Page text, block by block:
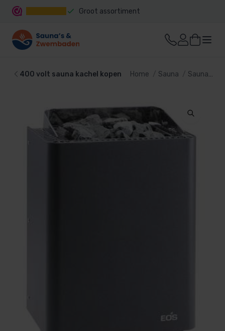
Groot assortiment
400 volt sauna kachel kopen Home Sauna Sauna kachel